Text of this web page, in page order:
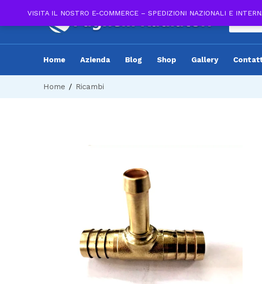
VISITA IL NOSTRO E-COMMERCE – SPEDIZIONI NAZIONALI E
Home Azienda Blog Shop Gallery
Home Ricambi